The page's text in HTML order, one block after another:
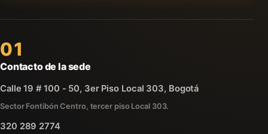
01
Contacto de la sede
Calle 19 # 100 - 50, 3er Piso Local 303, Bogotá
Sector Fontibón Centro, tercer piso Local 303.
320 289 2774